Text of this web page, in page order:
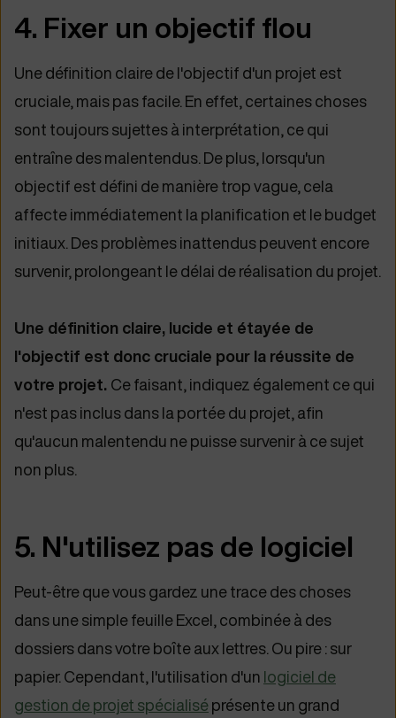
4. Fixer un objectif flou
Une définition claire de l'objectif d'un projet est
cruciale, mais pas facile. En effet, certaines choses
sont toujours sujettes à interprétation, ce qui
entraîne des malentendus. De plus, lorsqu'un
objectif est défini de manière trop vague, cela
affecte immédiatement la planification et le budget
initiaux. Des problèmes inattendus peuvent encore
survenir, prolongeant le délai de réalisation du projet.
Une définition claire, lucide et étayée de
l'objectif est donc cruciale pour la réussite de
votre projet. Ce faisant, indiquez également ce qui
n'est pas inclus dans la portée du projet, afin
qu'aucun malentendu ne puisse survenir à ce sujet
non plus.
5. N'utilisez pas de logiciel
Peut-être que vous gardez une trace des choses
dans une simple feuille Excel, combinée à des
dossiers dans votre boîte aux lettres. Ou pire : sur
papier. Cependant, l'utilisation d'un logiciel de
gestion de projet spécialiséprésente un grand